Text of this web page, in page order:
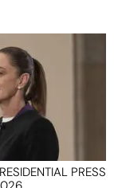
PRESS